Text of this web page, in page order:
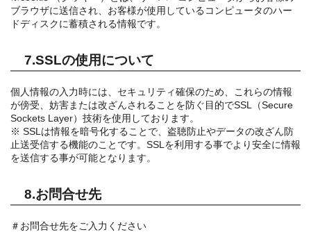
ブラウザに送信され、お客様が使用しているコンピュータのハー
ドディスクに蓄積される情報です。
7.SSLの使用について
個人情報の入力時には、セキュリティ確保のため、これらの情報
が傍受、妨害または改ざんされることを防ぐ目的でSSL（Secure
Sockets Layer）技術を使用しております。
※ SSLは情報を暗号化することで、盗聴防止やデータの改ざん防
止送受信する機能のことです。SSLを利用する事でより安全に情報
を送信する事が可能となります。
8.お問合せ先
＃お問合せ先をご入力ください